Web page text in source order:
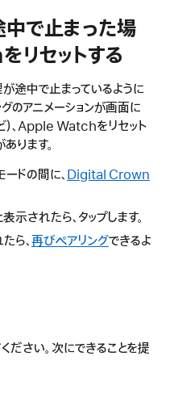
で止まった場
セットする
中で止まっているように
のアニメーションが画面に
、Apple Watchをリセット
ります。
ドの間に、 Digital Crown
されたら、タップします。
ら、再びペアリングできるよ
ださい。次にできることを提